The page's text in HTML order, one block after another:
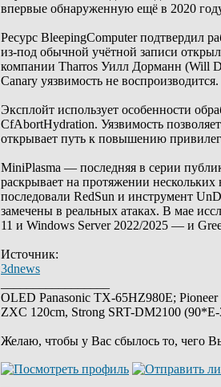
впервые обнаруженную ещё в 2020
Ресурс BleepingComputer подтвердил
из-под обычной учётной записи
компании Tharros Уилл Дорманн (Will
Canary уязвимость не воспроизводится.
Эксплойт использует особенности
CfAbortHydration. Уязвимость
открывает путь к повышению
MiniPlasma — последняя в серии
раскрывает на протяжении
последовали RedSun и инструмент
замечены в реальных атаках. В мае
11 и Windows Server 2022/2025 — и
Источник:
3dnews
OLED Panasonic TX-65HZ980E;
ZXC 120cm, Strong SRT-DM2100
Желаю, чтобы у Вас сбылось то, чего